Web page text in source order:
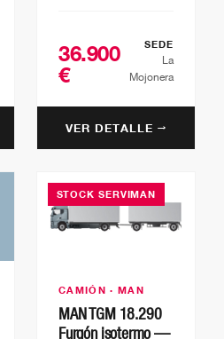
36.900
€
SEDE
La
Mojonera
VER DETALLE →
STOCK SERVIMAN
CAMIÓN · MAN
MAN TGM 18.290
Furgón isotermo —